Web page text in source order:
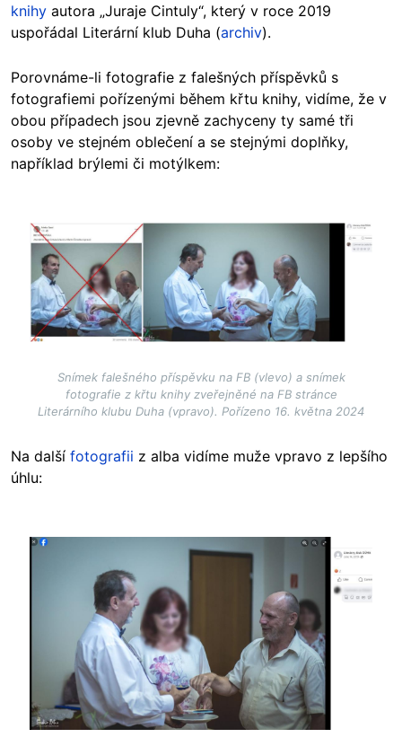
knihy autora „Juraje Cintuly“, který v roce 2019
uspořádal Literární klub Duha (archiv).
Porovnáme-li fotografie z falešných příspěvků s
fotografiemi pořízenými během křtu knihy, vidíme, že v
obou případech jsou zjevně zachyceny ty samé tři
osoby ve stejném oblečení a se stejnými doplňky,
například brýlemi či motýlkem:
Image
Snímek falešného příspěvku na FB (vlevo) a snímek
fotografie z křtu knihy zveřejněné na FB stránce
Literárního klubu Duha (vpravo). Pořízeno 16. května 2024
Na další fotografii z alba vidíme muže vpravo z lepšího
úhlu:
Image